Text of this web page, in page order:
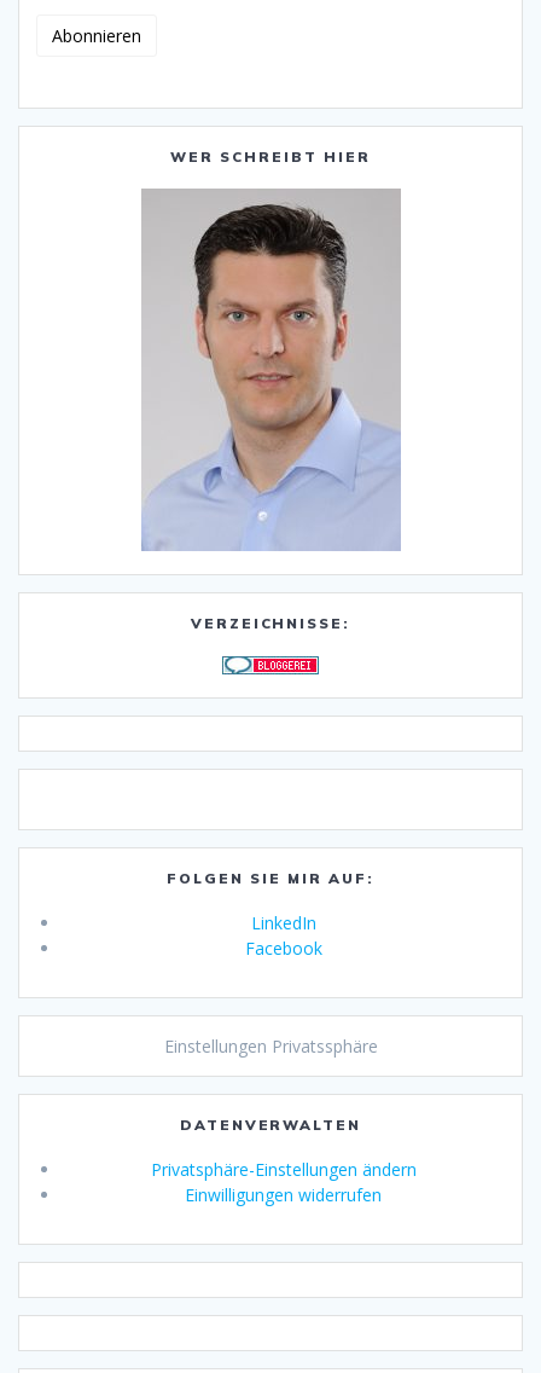
WER SCHREIBT HIER
VERZEICHNISSE:
FOLGEN SIE MIR AUF:
LinkedIn
Facebook
Einstellungen Privatssphäre
DATENVERWALTEN
Privatsphäre-Einstellungen ändern
Einwilligungen widerrufen